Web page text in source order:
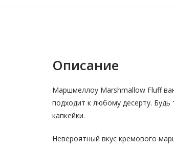
Описание
Маршмеллоу Marshmallow Fluff
подходит к любому десерту.
капкейки.
Невероятный вкус кремового